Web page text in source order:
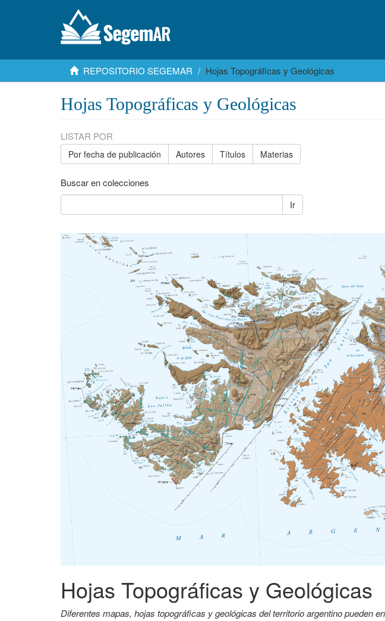
REPOSITORIO SEGEMAR Hojas Topográficas y Geológicas
Hojas Topográficas y Geológicas
LISTAR POR
Por fecha de publicación Autores Títulos Materias
Buscar en colecciones
Ir
Hojas Topográficas y Geológicas
Diferentes mapas, hojas topográficas y geológicas del territorio argentino pueden